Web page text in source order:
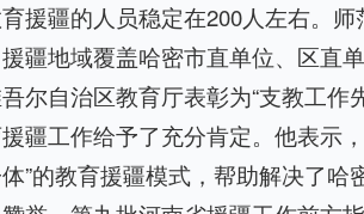
援疆的人员稳定在200人左右。
疆地域覆盖哈密市直单位、区直
尔自治区教育厅表彰为“支教工
疆工作给予了充分肯定。他表示
”的教育援疆模式，帮助解决了